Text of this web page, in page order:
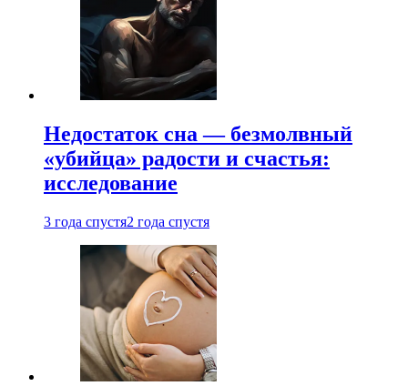
Недостаток сна — безмолвный
«убийца» радости и счастья:
исследование
3 года спустя2 года спустя